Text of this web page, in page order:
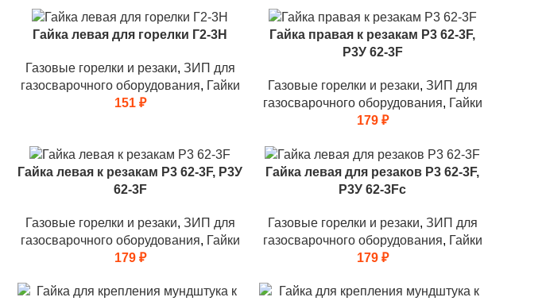
Гайка левая для горелки Г2-3Н
Газовые горелки и резаки, ЗИП для
газосварочного оборудования, Гайки
151 ₽
Гайка правая к резакам Р3 62-3F,
Р3У 62-3F
Газовые горелки и резаки, ЗИП для
газосварочного оборудования, Гайки
179 ₽
Гайка левая к резакам Р3 62-3F, Р3У
62-3F
Газовые горелки и резаки, ЗИП для
газосварочного оборудования, Гайки
179 ₽
Гайка левая для резаков Р3 62-3F,
Р3У 62-3Fс
Газовые горелки и резаки, ЗИП для
газосварочного оборудования, Гайки
179 ₽